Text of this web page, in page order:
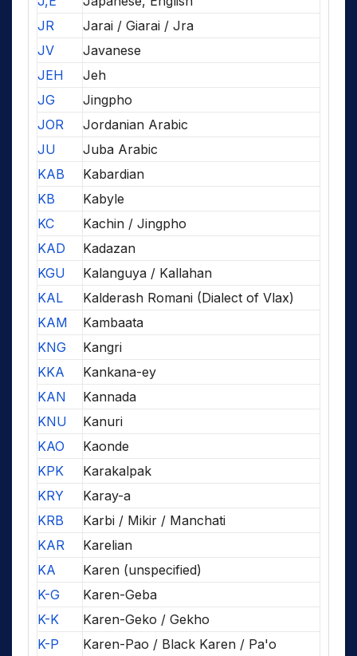
JR
Jarai / Giarai / Jra
JV
Javanese
JEH
Jeh
JG
Jingpho
JOR
Jordanian Arabic
JU
Juba Arabic
KAB
Kabardian
KB
Kabyle
KC
Kachin / Jingpho
KAD
Kadazan
KGU
Kalanguya / Kallahan
KAL
Kalderash Romani (Dialect of Vlax)
KAM
Kambaata
KNG
Kangri
KKA
Kankana-ey
KAN
Kannada
KNU
Kanuri
KAO
Kaonde
KPK
Karakalpak
KRY
Karay-a
KRB
Karbi / Mikir / Manchati
KAR
Karelian
KA
Karen (unspecified)
K-G
Karen-Geba
K-K
Karen-Geko / Gekho
K-P
Karen-Pao / Black Karen / Pa'o